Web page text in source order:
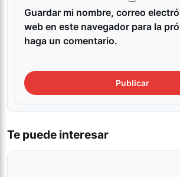
Guardar mi nombre, correo
web en este navegador para la
haga un comentario.
Te puede interesar